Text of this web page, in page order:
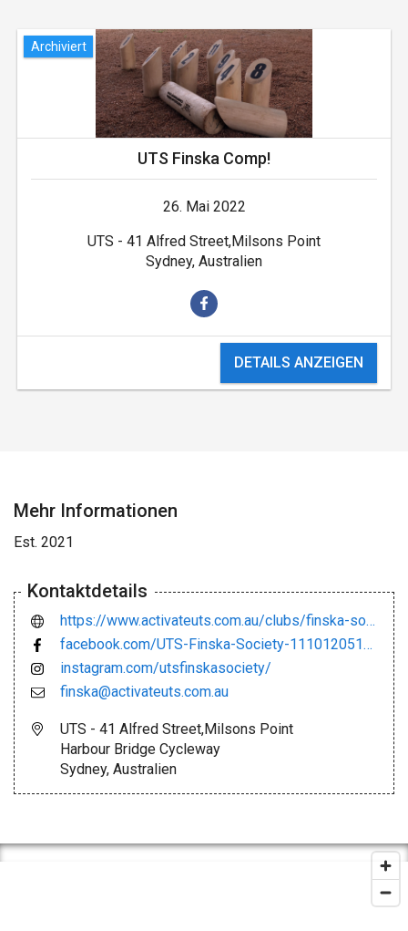
Archiviert
UTS Finska Comp!
26. Mai 2022
UTS - 41 Alfred Street,Milsons Point
Sydney, Australien
DETAILS ANZEIGEN
Mehr Informationen
Est. 2021
Kontaktdetails
https://www.activateuts.com.au/clubs/finska-society/?fbclid=IwAR2tW_32mhWWkRW1x6lk_t83mdlhQesfntdyr6MPSkNh0okLq3G8nK4VrDo
facebook.com/UTS-Finska-Society-111012051518206/
instagram.com/utsfinskasociety/
finska@activateuts.com.au
UTS - 41 Alfred Street,Milsons Point
Harbour Bridge Cycleway
Sydney, Australien